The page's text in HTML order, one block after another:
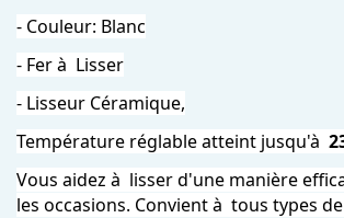
- Couleur: Blanc
- Fer à Lisser
- Lisseur Céramique,
Température réglable atteint jusqu'à
Vous aidez à lisser d'une manière
les occasions. Convient à tous types